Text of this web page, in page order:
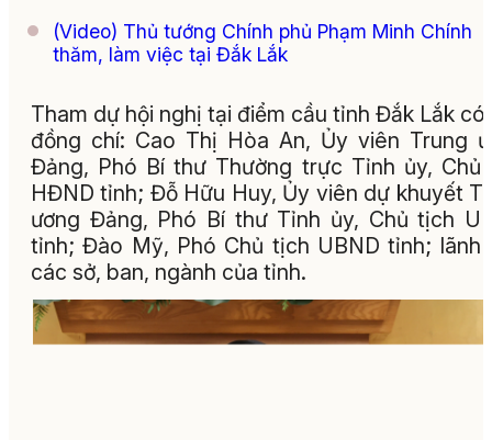
(Video) Thủ tướng Chính phủ Phạm Minh Chính
thăm, làm việc tại Đắk Lắk
Tham dự hội nghị tại điểm cầu tỉnh Đắk Lắk có
đồng chí: Cao Thị Hòa An, Ủy viên Trung
Đảng, Phó Bí thư Thường trực Tỉnh ủy, Chủ
HĐND tỉnh; Đỗ Hữu Huy, Ủy viên dự khuyết
ương Đảng, Phó Bí thư Tỉnh ủy, Chủ tịch
tỉnh; Đào Mỹ, Phó Chủ tịch UBND tỉnh; lãnh
các sở, ban, ngành của tỉnh.